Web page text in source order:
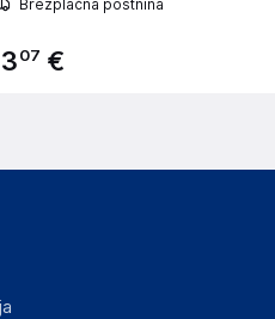
Brezplačna poštnina
07 €